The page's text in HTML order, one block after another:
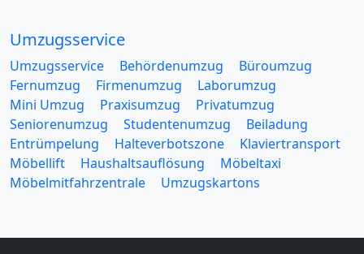
Umzugsservice
Umzugsservice Behördenumzug
Büroumzug
Fernumzug
Firmenumzug
Laborumzug
Mini Umzug
Praxisumzug
Privatumzug
Seniorenumzug
Studentenumzug
Beiladung
Entrümpelung
Halteverbotszone
Klaviertransport
Möbellift
Haushaltsauflösung
Möbeltaxi
Möbelmitfahrzentrale
Umzugskartons